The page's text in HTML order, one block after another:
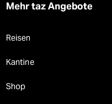
Mehr taz Angebote
Reisen
Kantine
Shop